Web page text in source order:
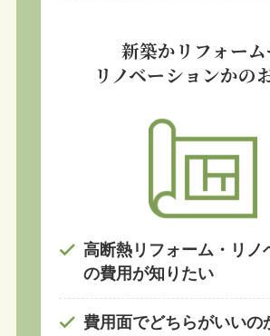
新築かリフォー
リノベーションかの
高断熱リフォーム・リノ
の費用が知りたい
費用面でどちらがいいの